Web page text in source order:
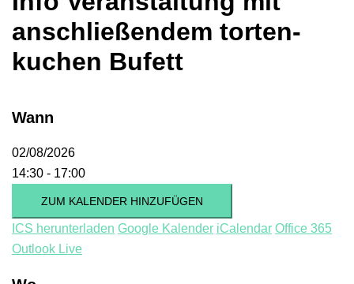
anschließendem torten-
kuchen Bufett
Wann
02/08/2026
14:30 - 17:00
ZUM KALENDER HINZUFÜGEN
ICS herunterladen Google Kalender iCalendar Office 365
Outlook Live